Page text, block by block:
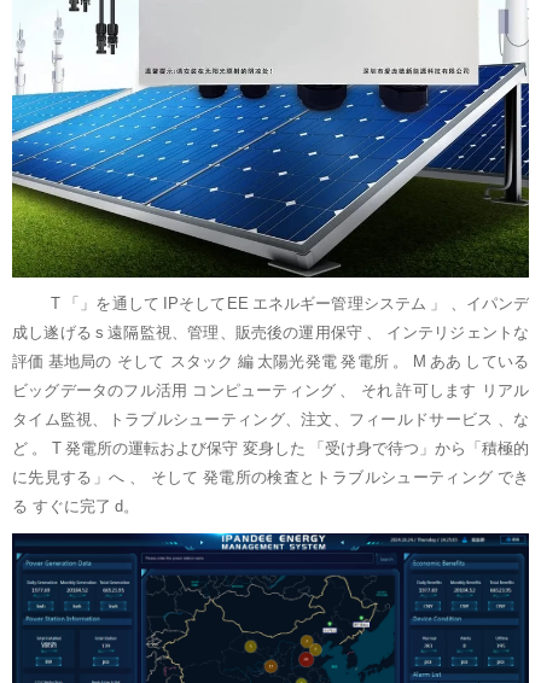
T 「」を通して IPそしてEE エネルギー管理システム 」
、イパンデ
成し遂げる s 遠隔監視、管理、販売後の運用保守 、
インテリジェントな
評価 基地局の そして スタック 編 太陽光発電 発電所 。 M ああ している
ビッグデータのフル活用 コンピューティング 、 それ 許可します リアル
タイム監視、トラブルシューティング、注文、フィールドサービス 、な
ど 。T 発電所の運転および保守 変身した
「受け身で待つ」から「積極的
に先見する」へ 、 そして 発電所の検査とトラブルシューティング でき
る すぐに完了 d。